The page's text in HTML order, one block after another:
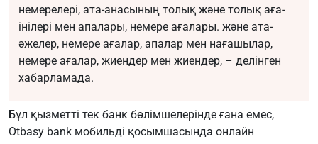
немерелері, ата-анасының толық және толық аға-
інілері мен апалары, немере ағалары. және ата-
әжелер, немере ағалар, апалар мен нағашылар,
немере ағалар, жиендер мен жиендер, – делінген
хабарламада.
Бұл қызметті тек банк бөлімшелерінде ғана емес,
Otbasy bank мобильді қосымшасында онлайн